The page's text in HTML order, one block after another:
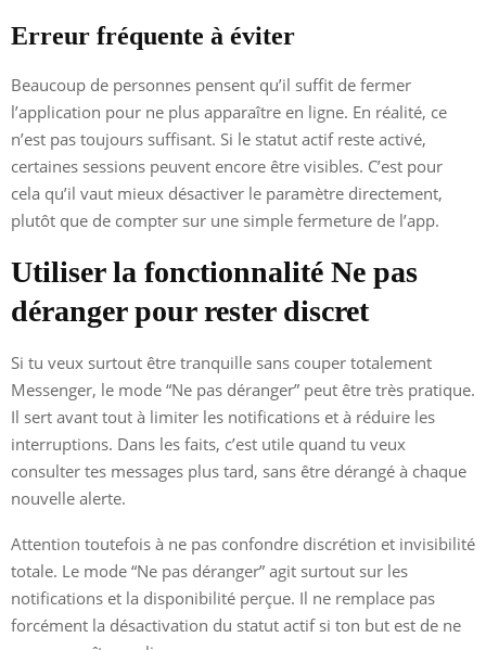
Erreur fréquente à éviter
Beaucoup de personnes pensent qu’il suffit de fermer
l’application pour ne plus apparaître en ligne. En réalité, ce
n’est pas toujours suffisant. Si le statut actif reste activé,
certaines sessions peuvent encore être visibles. C’est pour
cela qu’il vaut mieux désactiver le paramètre directement,
plutôt que de compter sur une simple fermeture de l’app.
Utiliser la fonctionnalité Ne pas
déranger pour rester discret
Si tu veux surtout être tranquille sans couper totalement
Messenger, le mode “Ne pas déranger” peut être très pratique.
Il sert avant tout à limiter les notifications et à réduire les
interruptions. Dans les faits, c’est utile quand tu veux
consulter tes messages plus tard, sans être dérangé à chaque
nouvelle alerte.
Attention toutefois à ne pas confondre discrétion et invisibilité
totale. Le mode “Ne pas déranger” agit surtout sur les
notifications et la disponibilité perçue. Il ne remplace pas
forcément la désactivation du statut actif si ton but est de ne